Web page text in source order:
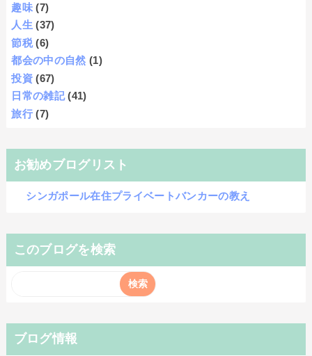
趣味 (7)
人生 (37)
節税 (6)
都会の中の自然 (1)
投資 (67)
日常の雑記 (41)
旅行 (7)
お勧めブログリスト
シンガポール在住プライベートバンカーの教え
このブログを検索
ブログ情報